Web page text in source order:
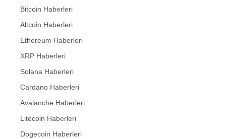
Bitcoin Haberleri
Altcoin Haberleri
Ethereum Haberleri
XRP Haberleri
Solana Haberleri
Cardano Haberleri
Avalanche Haberleri
Litecoin Haberleri
Dogecoin Haberleri